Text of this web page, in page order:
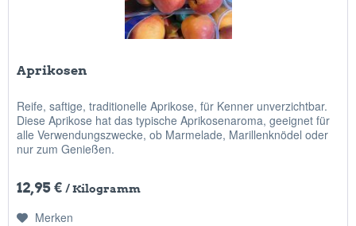
Aprikosen
Reife, saftige, traditionelle Aprikose, für Kenner unverzichtbar.
Diese Aprikose hat das typische Aprikosenaroma, geeignet für
alle Verwendungszwecke, ob Marmelade, Marillenknödel oder
nur zum Genießen.
12,95 €/ Kilogramm
Merken